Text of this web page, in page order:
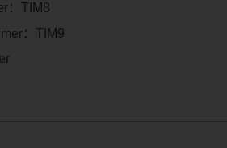
：TIM8
：TIM9